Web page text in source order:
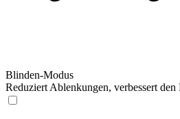
Blinden-Modus
Reduziert Ablenkungen, verbessert den